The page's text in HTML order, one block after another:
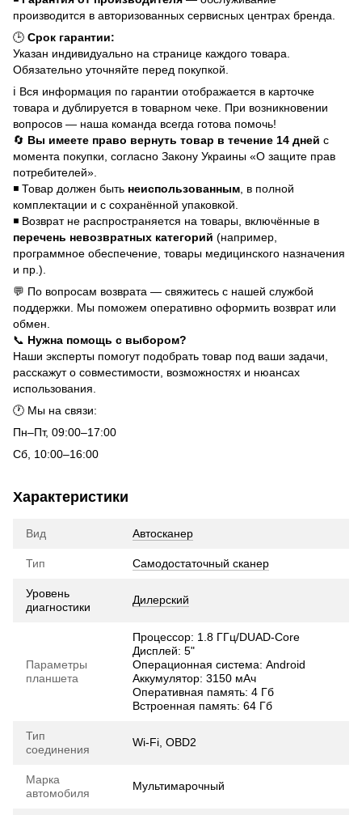
производится в авторизованных сервисных центрах бренда.
🕒 Срок гарантии:
Указан индивидуально на странице каждого товара.
Обязательно уточняйте перед покупкой.
ℹ️ Вся информация по гарантии отображается в карточке
товара и дублируется в товарном чеке. При возникновении
вопросов — наша команда всегда готова помочь!
🔄 Вы имеете право вернуть товар в течение 14 дней с
момента покупки, согласно Закону Украины «О защите прав
потребителей».
◾ Товар должен быть неиспользованным , в полной
комплектации и с сохранённой упаковкой.
◾ Возврат не распространяется на товары, включённые в
перечень невозвратных категорий (например,
программное обеспечение, товары медицинского назначения
и пр.).
💬 По вопросам возврата — свяжитесь с нашей службой
поддержки. Мы поможем оперативно оформить возврат или
обмен.
📞 Нужна помощь с выбором?
Наши эксперты помогут подобрать товар под ваши задачи,
расскажут о совместимости, возможностях и нюансах
использования.
🕐 Мы на связи:
Пн–Пт, 09:00–17:00
Сб, 10:00–16:00
Характеристики
Вид Автосканер
Тип Самодостаточный сканер
Уровень
диагностики
Дилерский
Параметры
планшета
Процессор: 1.8 ГГц/DUAD-Core
Дисплей: 5"
Операционная система: Android
Аккумулятор: 3150 мАч
Оперативная память: 4 Гб
Встроенная память: 64 Гб
Тип
соединения
Wi-Fi, OBD2
Марка
автомобиля
Мультимарочный